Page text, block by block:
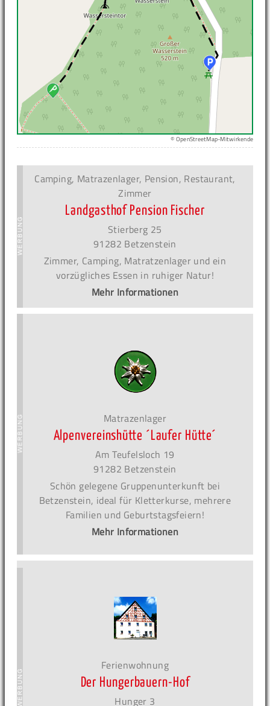
© OpenStreetMap-Mitwirkende
Camping, Matrazenlager, Pension, Restaurant,
Zimmer
Landgasthof Pension Fischer
Stierberg 25
91282 Betzenstein
Zimmer, Camping, Matratzenlager und ein
vorzügliches Essen in ruhiger Natur!
Mehr Informationen
Matrazenlager
Alpenvereinshütte ´Laufer Hütte´
Am Teufelsloch 19
91282 Betzenstein
Schön gelegene Gruppenunterkunft bei
Betzenstein, ideal für Kletterkurse, mehrere
Familien und Geburtstagsfeiern!
Mehr Informationen
Ferienwohnung
Der Hungerbauern-Hof
Hunger 3